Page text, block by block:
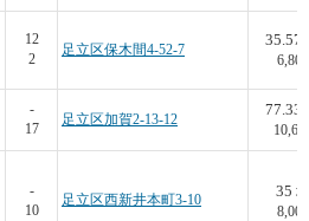
12
2
足立区保木間4-52-7
35.57
6,803
-
17
足立区加賀2-13-12
77.33
-
10
足立区西新井本町3-10
35 坪
8,000